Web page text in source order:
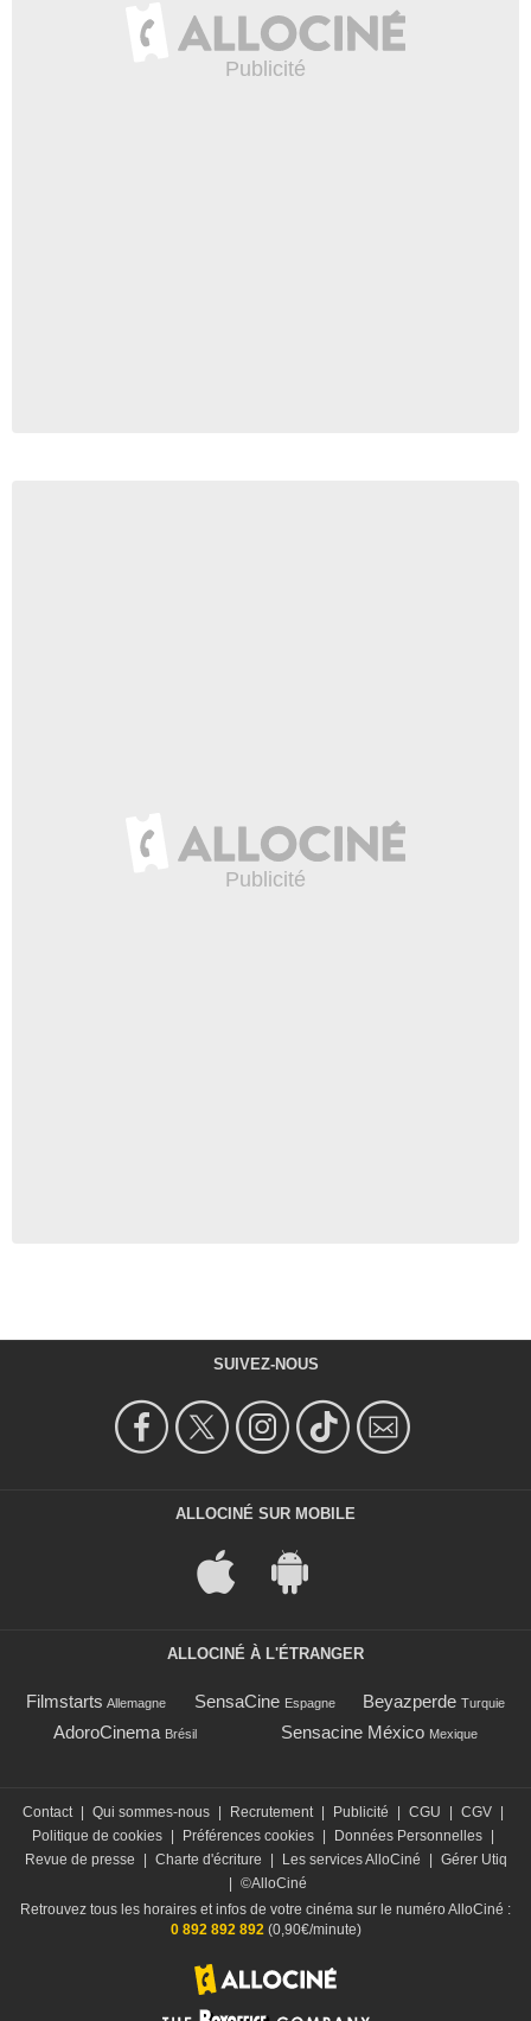
SUIVEZ-NOUS
ALLOCINÉ SUR MOBILE
ALLOCINÉ À L'ÉTRANGER
Filmstarts Allemagne SensaCine Espagne Beyazperde Turquie
AdoroCinema Brésil Sensacine México Mexique
Contact | Qui sommes-nous | Recrutement | Publicité | CGU | CGV |
Politique de cookies | Préférences cookies | Données Personnelles |
Revue de presse
| Charte d'écriture | Les services AlloCiné | Gérer Utiq
| ©AlloCiné
Retrouvez tous les horaires et infos de votre cinéma sur le numéro AlloCiné :
0 892 892 892(0,90€/minute)